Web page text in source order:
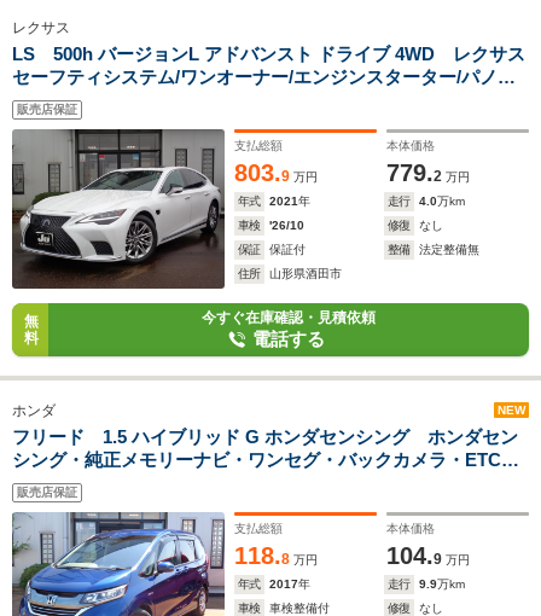
レクサス
LS 500h バージョンL アドバンスト ドライブ 4WD レクサス
セーフティシステム/ワンオーナー/エンジンスターター/パノラ
ミックビューモニター/デジタルインナーミラー/シートヒータ
ー/サンルーフ/エンスタ
販売店保証
支払総額
803.9 万円
本体価格
779.2 万円
年式
2021年 走行 4.0万km
車検
'26/10 修復
なし
保証
保証付 整備
法定整備無
住所
山形県酒田市
無
料
今すぐ在庫確認・見積依頼
電話する
ホンダ NEW
フリード 1.5 ハイブリッド G ホンダセンシング ホンダセン
シング・純正メモリーナビ・ワンセグ・バックカメラ・ETC・
スマートキー・両側パワースライド・LEDオートライト
販売店保証
支払総額
118.8 万円
本体価格
104.9 万円
年式
2017年 走行 9.9万km
車検
車検整備付 修復
なし